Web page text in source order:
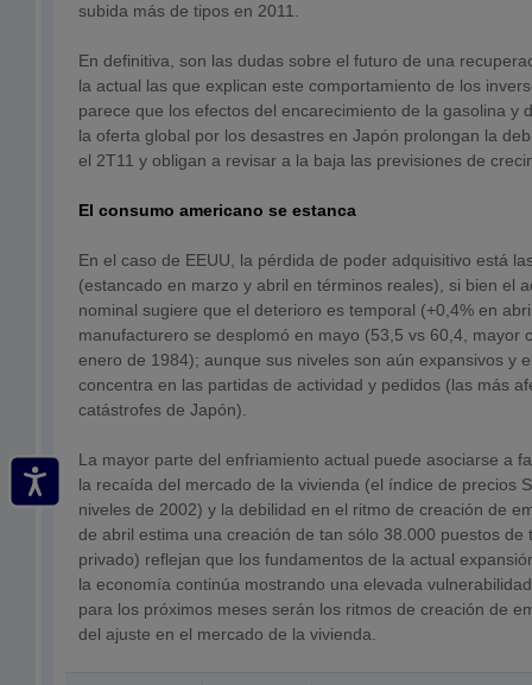
subida más de tipos en 2011.
En definitiva, son las dudas sobre el futuro de una
la actual las que explican este comportamiento de los
parece que los efectos del encarecimiento de la gasolina y
la oferta global por los desastres en Japón prolongan la
el 2T11 y obligan a revisar a la baja las previsiones de
El consumo americano se estanca
En el caso de EEUU, la pérdida de poder adquisitivo está
(estancado en marzo y abril en términos reales), si bien el
nominal sugiere que el deterioro es temporal (+0,4% en
manufacturero se desplomó en mayo (53,5 vs 60,4, mayor
enero de 1984); aunque sus niveles son aún expansivos y
concentra en las partidas de actividad y pedidos (las más
catástrofes de Japón).
La mayor parte del enfriamiento actual puede asociarse a
la recaída del mercado de la vivienda (el índice de precios
niveles de 2002) y la debilidad en el ritmo de creación de
de abril estima una creación de tan sólo 38.000 puestos de
privado) reflejan que los fundamentos de la actual
la economía continúa mostrando una elevada
para los próximos meses serán los ritmos de creación de
del ajuste en el mercado de la vivienda.